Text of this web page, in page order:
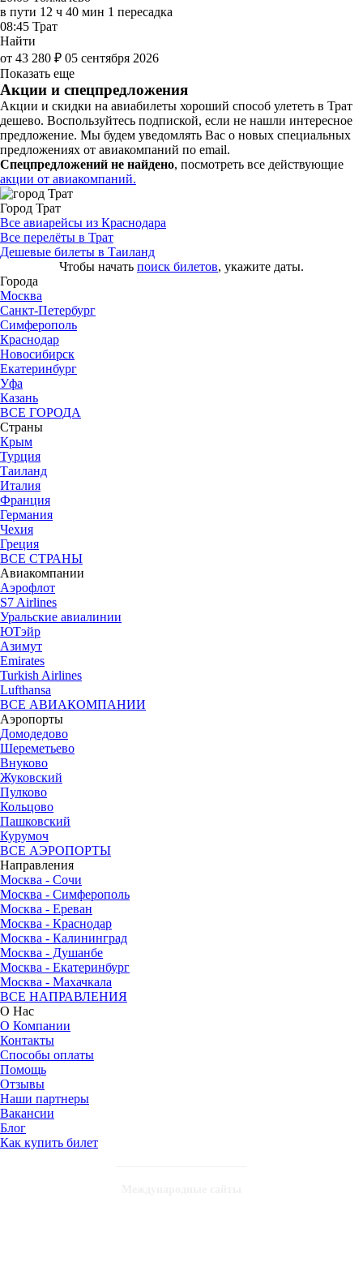
в пути 12 ч 40 мин 1 пересадка
08:45 Трат
Найти
от 43 280 ₽ 05 сентября 2026
Показать еще
Акции и спецпредложения
Акции и скидки на авиабилеты хороший способ улететь в Трат
дешево. Воспользуйтесь подпиской, если не нашли интересное
предложение. Мы будем уведомлять Вас о новых специальных
предложениях от авиакомпаний по email.
Спецпредложений не найдено, посмотреть все действующие
акции от авиакомпаний.
Город Трат
Все авиарейсы из Краснодара
Все перелёты в Трат
Дешевые билеты в Таиланд
Чтобы начать поиск билетов, укажите даты.
Города
Москва
Санкт-Петербург
Симферополь
Краснодар
Новосибирск
Екатеринбург
Уфа
Казань
ВСЕ ГОРОДА
Страны
Крым
Турция
Таиланд
Италия
Франция
Германия
Чехия
Греция
ВСЕ СТРАНЫ
Авиакомпании
Аэрофлот
S7 Airlines
Уральские авиалинии
ЮТэйр
Азимут
Emirates
Turkish Airlines
Lufthansa
ВСЕ АВИАКОМПАНИИ
Аэропорты
Домодедово
Шереметьево
Внуково
Жуковский
Пулково
Кольцово
Пашковский
Курумоч
ВСЕ АЭРОПОРТЫ
Направления
Москва - Сочи
Москва - Симферополь
Москва - Ереван
Москва - Краснодар
Москва - Калининград
Москва - Душанбе
Москва - Екатеринбург
Москва - Махачкала
ВСЕ НАПРАВЛЕНИЯ
О Нас
О Компании
Контакты
Способы оплаты
Помощь
Отзывы
Наши партнеры
Вакансии
Блог
Как купить билет